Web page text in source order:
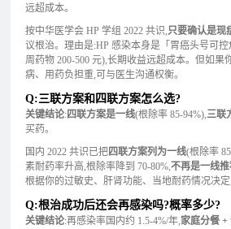
远超成本。
按中华医学会 HP 学组 2022 共识,只要确认是现
议根治。理由是:HP 感染本身是「胃癌头号可
周药物 200-500 元),长期收益远超成本。但如果
病、用药负担重,可与医生沟通权衡。
Q:三联方案和四联方案怎么选?
关键结论:四联方案是一线(根除率 85-94%),三联
买药。
国内 2022 共识已把四联方案列为一线(根除率
素耐药率升高,根除率降到 70-80%,不再是一线
根据你的过敏史、肝肾功能、当地耐药情况决定
Q:根治成功后还会再感染吗?概率多少?
关键结论:再感染率国内约 1.5-4%/年,家庭分餐 +